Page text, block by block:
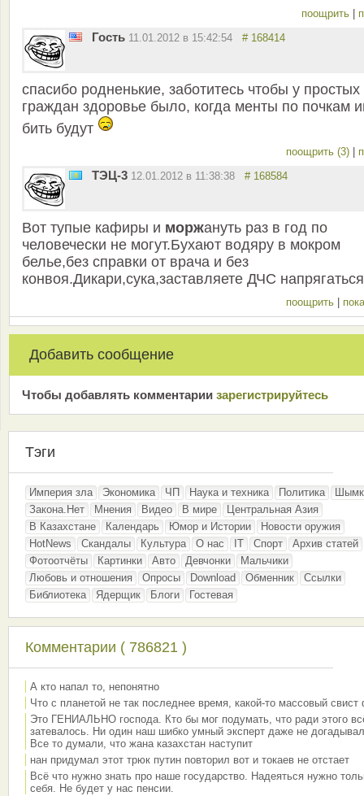
поощрить
Гость 11.01.2012 в 15:42:54 # 168414
спасибо родненькие, заботитесь чтобы у простых
граждан здоровье было, когда менты по почкам
бить будут
поощрить (3)
ТЭЦ-3 12.01.2012 в 11:38:38 # 168584
Вот тупые кафиры и моржануть раз в год по
человечески не могут.Бухают водяру в мокром
белье,без справки от врача и без
конвоя.Дикари,сука,заставляете ДЧС
поощрить
Добавить сообщение
Чтобы добавлять комментарии зарeгиcтрирyйтeсь
Тэги
Империя зла Экономика ЧП Наука и техника Политика
Закона.Нет
Мнения Видео В мире
Центральная Азия
В Казахстане
Календарь Юмор и Истории
Новости оружия
HotNews
Скандалы Культура О нас IT Спорт
Архив статей
Фотоотчёты
Картинки Авто Девчонки
Мальчики
Любовь и отношения
Опросы Download Обменник
Ссылки
Библиотека
Ядерщик Блоги Гостевая
Комментарии ( 786821 )
А кто напал то, непонятно
Что с планетой не так последнее время, какой-то массовый свист
Это ГЕНИАЛЬНО господа. Кто бы мог подумать, что ради этого
затевалось. Ни один наш шибко умный эксперт даже не
Все то думали, что жана казахстан наступит
нан придумал этот трюк путин повторил вот и токаев не отстает
Всё что нужно знать про наше государство. Надеяться нужно
себя. Не будет у нас пенсии.